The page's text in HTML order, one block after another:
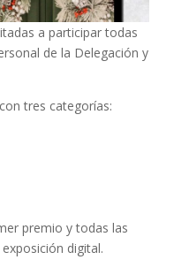
a participar todas
de la Delegación y
tres categorías:
premio y todas las
digital.